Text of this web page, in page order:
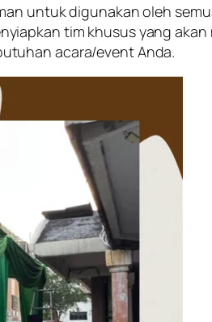
untuk digunakan oleh
tim khusus yang
acara/event Anda.